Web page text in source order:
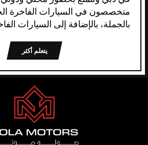
متخصصون في السيارات الفاخرة
بالجملة، بالإضافة إلى السيارات
يتعلم أكثر